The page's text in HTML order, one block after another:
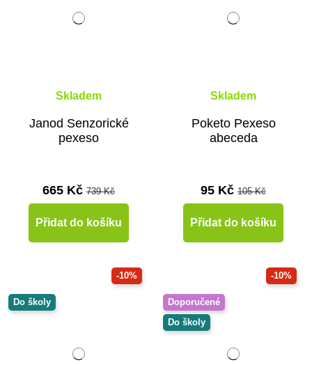
Skladem
Janod Senzorické
pexeso
665 Kč 739 Kč
Přidat do košíku
Skladem
Poketo Pexeso
abeceda
95 Kč 105 Kč
Přidat do košíku
-10%
Do školy
-10%
Doporučené
Do školy